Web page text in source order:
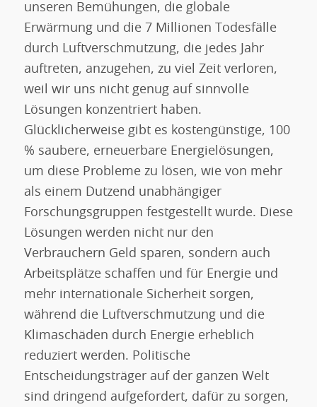
unseren Bemühungen, die globale
Erwärmung und die 7 Millionen Todesfälle
durch Luftverschmutzung, die jedes Jahr
auftreten, anzugehen, zu viel Zeit verloren,
weil wir uns nicht genug auf sinnvolle
Lösungen konzentriert haben.
Glücklicherweise gibt es kostengünstige, 100
% saubere, erneuerbare Energielösungen,
um diese Probleme zu lösen, wie von mehr
als einem Dutzend unabhängiger
Forschungsgruppen festgestellt wurde. Diese
Lösungen werden nicht nur den
Verbrauchern Geld sparen, sondern auch
Arbeitsplätze schaffen und für Energie und
mehr internationale Sicherheit sorgen,
während die Luftverschmutzung und die
Klimaschäden durch Energie erheblich
reduziert werden. Politische
Entscheidungsträger auf der ganzen Welt
sind dringend aufgefordert, dafür zu sorgen,